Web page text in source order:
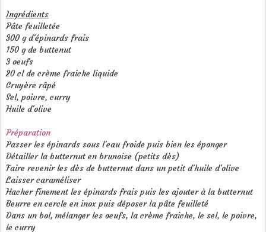
Ingrédients
Pâte feuilletée
300 g d'épinards frais
150 g de buttenut
3 oeufs
20 cl de crème fraiche liquide
Gruyère râpé
Sel, poivre, curry
Huile d'olive
Préparation
Passer les épinards sous l'eau froide puis bien les éponger
Détailler la butternut en brunoise (petits dès)
Faire revenir les dès de butternut dans un petit d'huile d'olive
Laisser caraméliser
Hacher finement les épinards frais puis les ajouter à la butternut
Beurre en cercle en inox puis déposer la pâte feuilleté
Dans un bol, mélanger les oeufs, la crème fraiche, le sel, le poivre,
le curry